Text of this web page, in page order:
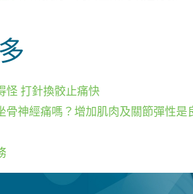
怪 打針換骹止痛快
骨神經痛嗎？增加肌肉及關節彈性是